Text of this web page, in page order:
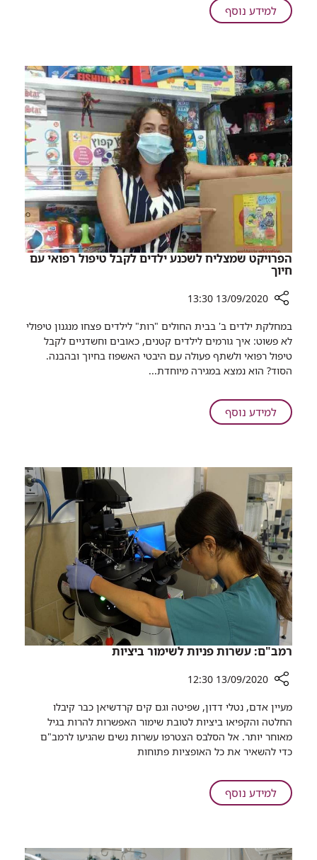
למידע נוסףעל
כשהזום
ללב
הפרויקט שמצליח לשכנע ילדים לקבל טיפול רפואי עם
חיוך
שיתוף
הפרויקט
שמצליח
לשכנע
לקבל
טיפול
חיוך
13/09/2020 13:30
במחלקת ילדים ב' בבית החולים "רות" לילדים פצחו מנגנון טיפולי
לא פשוט: איך גורמים לילדים קטנים, כאובים וחשדניים לקבל
טיפול רפואי ולשתף פעולה עם היבטי האשפוז בחיוך ובהבנה.
הסוד? הוא נמצא במגירה מיוחדת...
למידע נוסףעל
הפרויקט
ילדים
לקבל
טיפול
עם
חיוך
רמב"ם: עשרות פניות לשימור ביציות
שיתוף
רמב"ם:
עשרות
פניות
ביציות
13/09/2020 12:30
מעיין אדם, נטלי דדון, שפיטה וגם קים קרדשיאן כבר קיבלו
החלטה והקפיאו ביציות לטובת שימור האפשרות להרות בגיל
מאוחר יותר. אל הסלבס הצטרפו עשרות נשים שהגיעו לרמב"ם
כדי להשאיר את כל האופציות פתוחות
למידע נוסףעל
רמב"ם: